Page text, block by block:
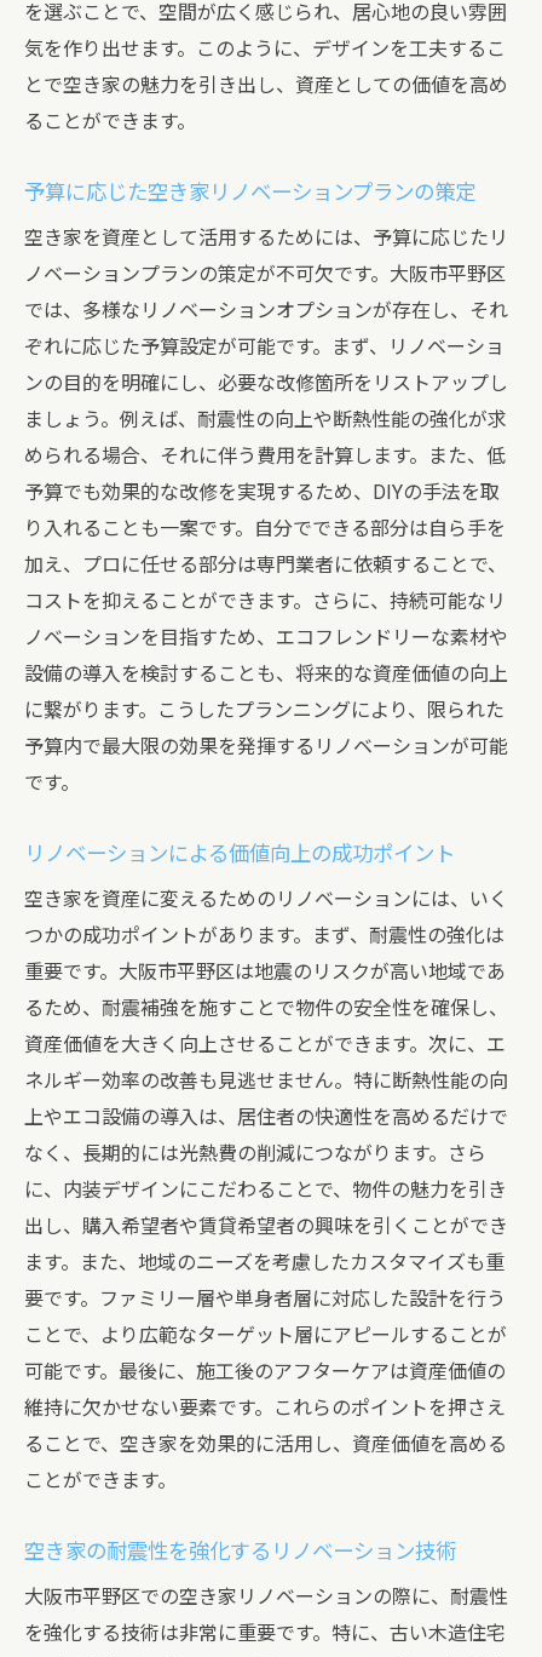
を選ぶことで、空間が広く感じられ、居心地の良い雰囲
気を作り出せます。このように、デザインを工夫するこ
とで空き家の魅力を引き出し、資産としての価値を高め
ることができます。
予算に応じた空き家リノベーションプランの策定
空き家を資産として活用するためには、予算に応じたリ
ノベーションプランの策定が不可欠です。大阪市平野区
では、多様なリノベーションオプションが存在し、それ
ぞれに応じた予算設定が可能です。まず、リノベーショ
ンの目的を明確にし、必要な改修箇所をリストアップし
ましょう。例えば、耐震性の向上や断熱性能の強化が求
められる場合、それに伴う費用を計算します。また、低
予算でも効果的な改修を実現するため、DIYの手法を取
り入れることも一案です。自分でできる部分は自ら手を
加え、プロに任せる部分は専門業者に依頼することで、
コストを抑えることができます。さらに、持続可能なリ
ノベーションを目指すため、エコフレンドリーな素材や
設備の導入を検討することも、将来的な資産価値の向上
に繋がります。こうしたプランニングにより、限られた
予算内で最大限の効果を発揮するリノベーションが可能
です。
リノベーションによる価値向上の成功ポイント
空き家を資産に変えるためのリノベーションには、いく
つかの成功ポイントがあります。まず、耐震性の強化は
重要です。大阪市平野区は地震のリスクが高い地域であ
るため、耐震補強を施すことで物件の安全性を確保し、
資産価値を大きく向上させることができます。次に、エ
ネルギー効率の改善も見逃せません。特に断熱性能の向
上やエコ設備の導入は、居住者の快適性を高めるだけで
なく、長期的には光熱費の削減につながります。さら
に、内装デザインにこだわることで、物件の魅力を引き
出し、購入希望者や賃貸希望者の興味を引くことができ
ます。また、地域のニーズを考慮したカスタマイズも重
要です。ファミリー層や単身者層に対応した設計を行う
ことで、より広範なターゲット層にアピールすることが
可能です。最後に、施工後のアフターケアは資産価値の
維持に欠かせない要素です。これらのポイントを押さえ
ることで、空き家を効果的に活用し、資産価値を高める
ことができます。
空き家の耐震性を強化するリノベーション技術
大阪市平野区での空き家リノベーションの際に、耐震性
を強化する技術は非常に重要です。特に、古い木造住宅